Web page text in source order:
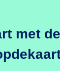
met